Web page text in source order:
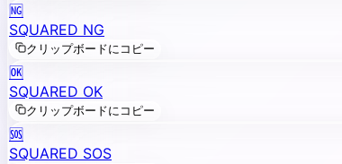
🆖
SQUARED NG
クリップボードにコピー
🆗
SQUARED OK
クリップボードにコピー
🆘
SQUARED SOS